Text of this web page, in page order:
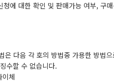
에 대한 확인 및 판매가능 여부, 구
다음 각 호의 방법중 가용한 방법
수할 수 없습니다.
체